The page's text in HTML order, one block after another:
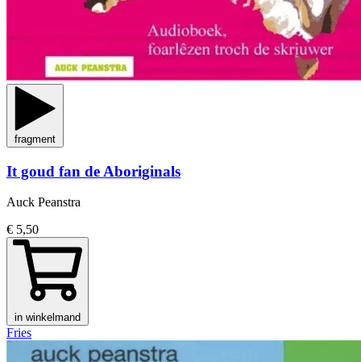
fragment
It goud fan de Aboriginals
Auck Peanstra
€ 5,50
in winkelmand
Fries